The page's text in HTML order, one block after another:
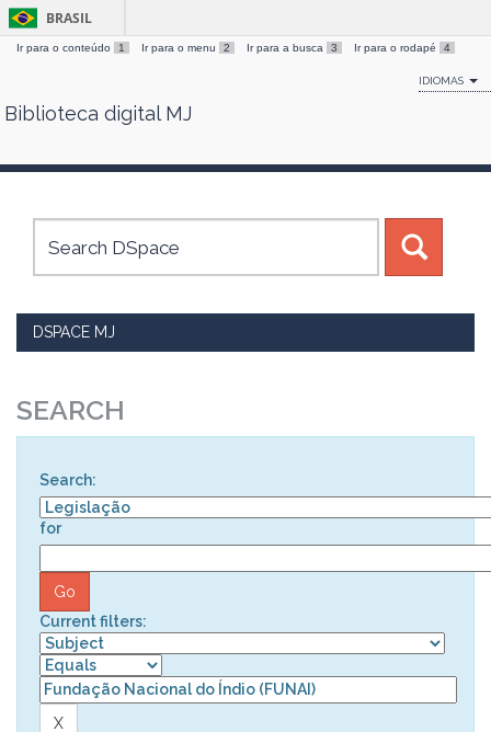
Skip
BRASIL
Ir para o conteúdo 1 Ir para o menu 2 Ir para a busca 3 Ir para o rodapé 4
IDIOMAS
Biblioteca digital MJ
DSPACE MJ
SEARCH
Search:
for
Current filters: